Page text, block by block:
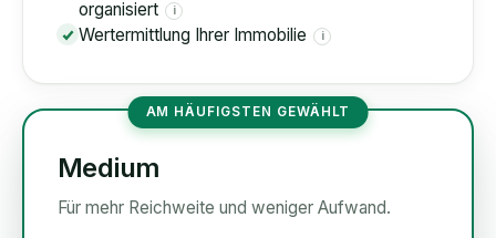
organisiert
i
Wertermittlung Ihrer Immobilie i
AM HÄUFIGSTEN GEWÄHLT
Medium
Für mehr Reichweite und weniger Aufwand.